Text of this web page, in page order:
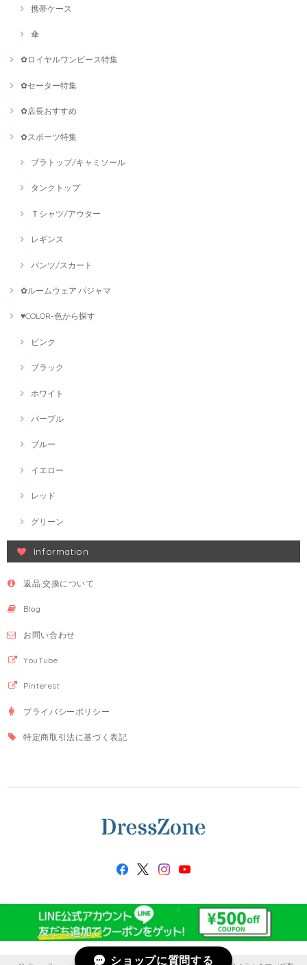
携帯ケース
傘
✿ロイヤルワンピース特集
✿セーター特集
✿店長おすすめ
✿スポーツ特集
ブラトップ/キャミソール
タンクトップ
Ｔシャツ/アウター
レギンス
パンツ/スカート
✿ルームウェア·パジャマ
♥COLOR-色から探す
ピンク
ブラック
ホワイト
パープル
ブルー
イエロー
レッド
グリーン
Information
返品·交換について
Blog
お問い合わせ
YouTube
Pinterest
プライバシーポリシー
特定商取引法に基づく表記
ショップに質問する